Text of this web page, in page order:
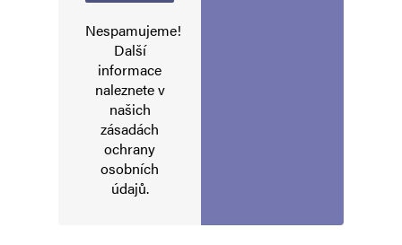
Nespamujeme!
Další
informace
naleznete v
našich
zásadách
ochrany
osobních
údajů.